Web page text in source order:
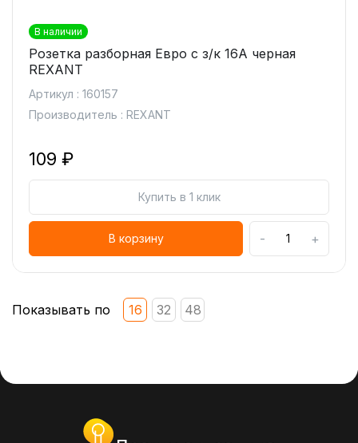
В наличии
Розетка разборная Евро с з/к 16А черная
REXANT
Артикул : 160157
Производитель : REXANT
109 ₽
Купить в 1 клик
В корзину - +
Показывать по 16 32 48